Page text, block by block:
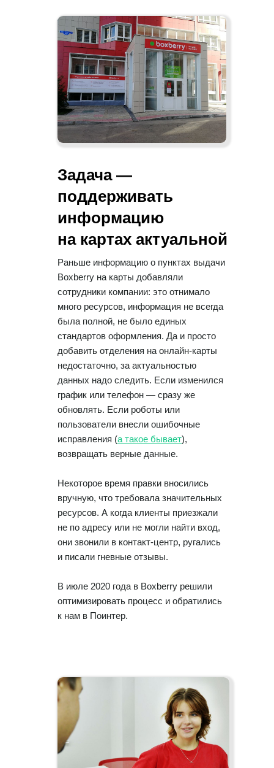
Задача —
поддерживать
информацию
на картах актуальной
Раньше информацию о пунктах выдачи
Boxberry на карты добавляли
сотрудники компании: это отнимало
много ресурсов, информация не всегда
была полной, не было единых
стандартов оформления. Да и просто
добавить отделения на онлайн-карты
недостаточно, за актуальностью
данных надо следить. Если изменился
график или телефон — сразу же
обновлять. Если роботы или
пользователи внесли ошибочные
исправления (а такое бывает),
возвращать верные данные.
Некоторое время правки вносились
вручную, что требовала значительных
ресурсов. А когда клиенты приезжали
не по адресу или не могли найти вход,
они звонили в контакт-центр, ругались
и писали гневные отзывы.
В июле 2020 года в Boxberry решили
оптимизировать процесс и обратились
к нам в Поинтер.